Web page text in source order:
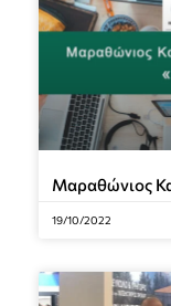
Μαραθώνιος
19/10/2022